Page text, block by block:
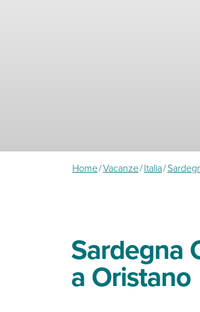
Home/Vacanze/Italia/
Sardegna
a Oristano